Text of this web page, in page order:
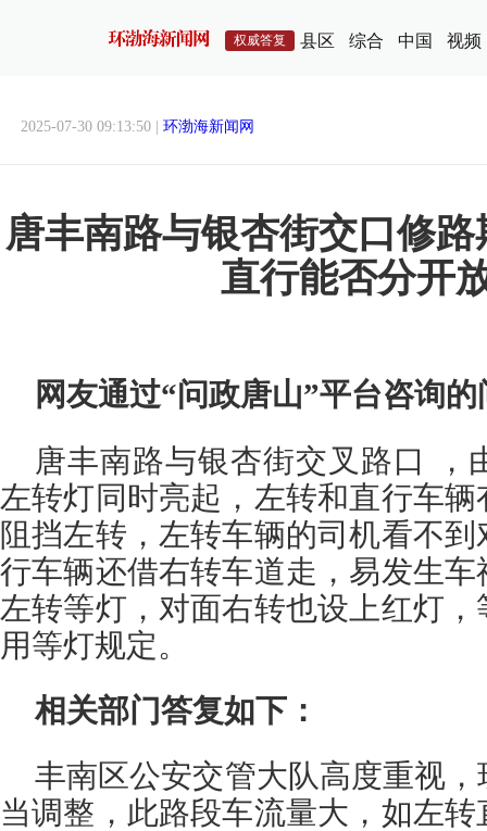
权威答复 县区 综合 中国 视频
2025-07-30 09:13:50 | 环渤海新闻网
唐丰南路与银杏街交口修
直行能否分开
网友通过“问政唐山”平台咨询的
唐丰南路与银杏街交叉路口 ，
左转灯同时亮起，左转和直行车
阻挡左转，左转车辆的司机看不
行车辆还借右转车道走，易发生
左转等灯，对面右转也设上红灯
用等灯规定。
相关部门答复如下：
丰南区公安交管大队高度重视
当调整，此路段车流量大，如左